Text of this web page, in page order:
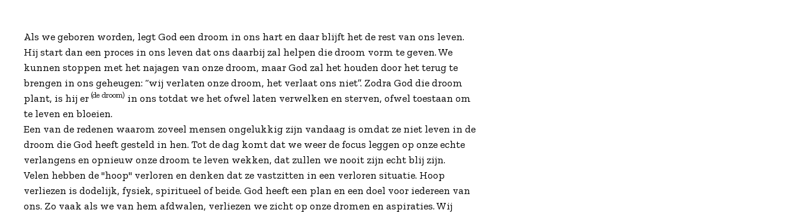
Als we geboren worden, legt God een droom in ons hart en daar blijft het de rest van ons leven.
Hij start dan een proces in ons leven dat ons daarbij zal helpen die droom vorm te geven. We
kunnen stoppen met het najagen van onze droom, maar God zal het houden door het terug te
brengen in ons geheugen: “wij verlaten onze droom, het verlaat ons niet”. Zodra God die droom
plant, is hij er (de droom) in ons totdat we het ofwel laten verwelken en sterven, ofwel toestaan om
te leven en bloeien.
Een van de redenen waarom zoveel mensen ongelukkig zijn vandaag is omdat ze niet leven in de
droom die God heeft gesteld in hen. Tot de dag komt dat we weer de focus leggen op onze echte
verlangens en opnieuw onze droom te leven wekken, dat zullen we nooit zijn echt blij zijn.
Velen hebben de "hoop" verloren en denken dat ze vastzitten in een verloren situatie. Hoop
verliezen is dodelijk, fysiek, spiritueel of beide. God heeft een plan en een doel voor iedereen van
ons. Zo vaak als we van hem afdwalen, verliezen we zicht op onze dromen en aspiraties. Wij